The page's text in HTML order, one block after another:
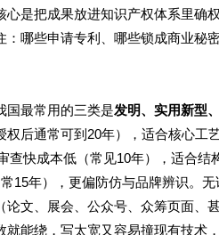
心是把成果放进知识产权体系里
：哪些申请专利、哪些锁成商业秘
国最常用的三类是发明、实用新型
权后通常可到20年），适合核心
查快成本低（常见10年），适合
15年），更偏防仿与品牌辨识。
（论文、展会、公众号、众筹页面
能绕，写太宽又容易撞现有技术